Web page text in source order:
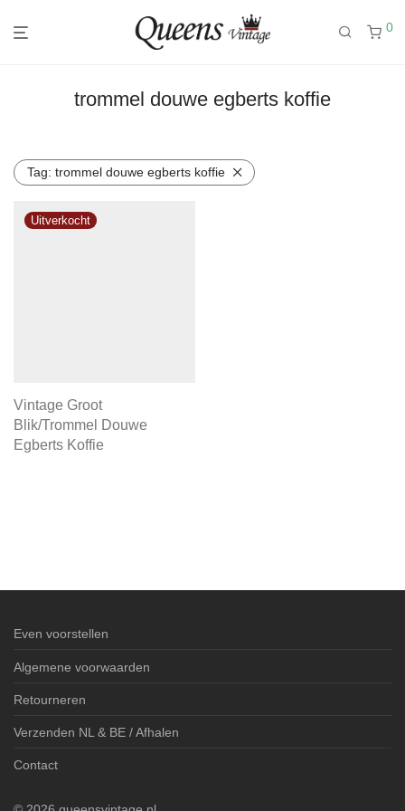
0
trommel douwe egberts koffie
Tag: trommel douwe egberts koffie
Vintage Groot
Blik/Trommel Douwe
Egberts Koffie
Even voorstellen
Algemene voorwaarden
Retourneren
Verzenden NL & BE / Afhalen
Contact